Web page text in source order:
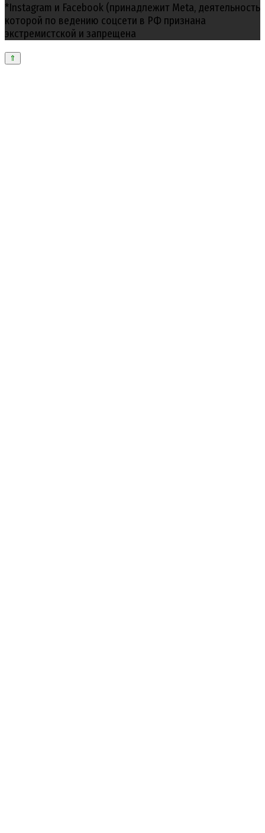
*Instagram и Facebook (принадлежит Meta, деятельность
которой по ведению соцсети в РФ признана
экстремистской и запрещена